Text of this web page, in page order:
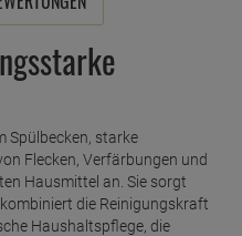
Spülbecken, starke
Flecken, Verfärbungen und
Hausmittel an. Sie sorgt
die Reinigungskraft
Haushaltspflege, die